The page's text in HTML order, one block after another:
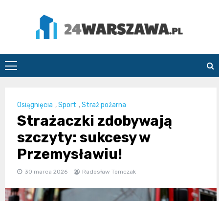
24Warszawa.pl
Osiągnięcia ,Sport ,Straż pożarna
Strażaczki zdobywają
szczyty: sukcesy w
Przemysławiu!
30 marca 2026 Radosław Tomczak